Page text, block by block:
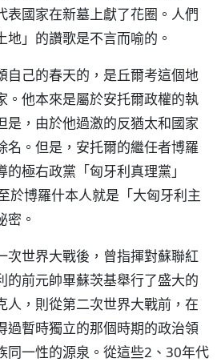
表國家在新墓上獻了花圈。人們
地」的讚歌是不言而喻的。
自己的春天的，是丘爾考這個地
。他本來是屬於安托爾政權的執
是，由於他過激的反猶太和國家
名。但是，安托爾的繼任者博羅
極右政黨「匈牙利真理黨」
於博羅什本人就是「大匈牙利主
密。
次世界大戰後，曾指揮對蘇聯紅
的前元帥畢蘇茨基舉行了盛大的
人，則從第二次世界大戰前，在
過暫時獨立的那個時期的政治領
同一性的源泉。從這些2、30年代